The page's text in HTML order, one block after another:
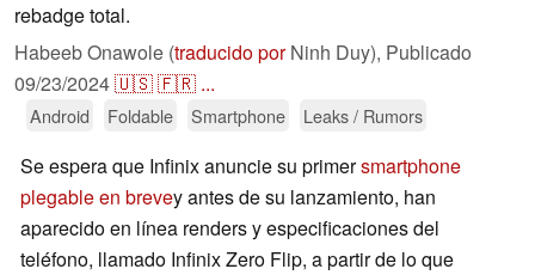
rebadge total.
Habeeb Onawole (traducido porNinh Duy), Publicado
09/23/2024🇺🇸🇫🇷 ...
Android Foldable Smartphone Leaks / Rumors
Se espera que Infinix anuncie su primersmartphone
plegable en brevey antes de su lanzamiento, han
aparecido en línea renders y especificaciones del
teléfono, llamado Infinix Zero Flip, a partir de lo que